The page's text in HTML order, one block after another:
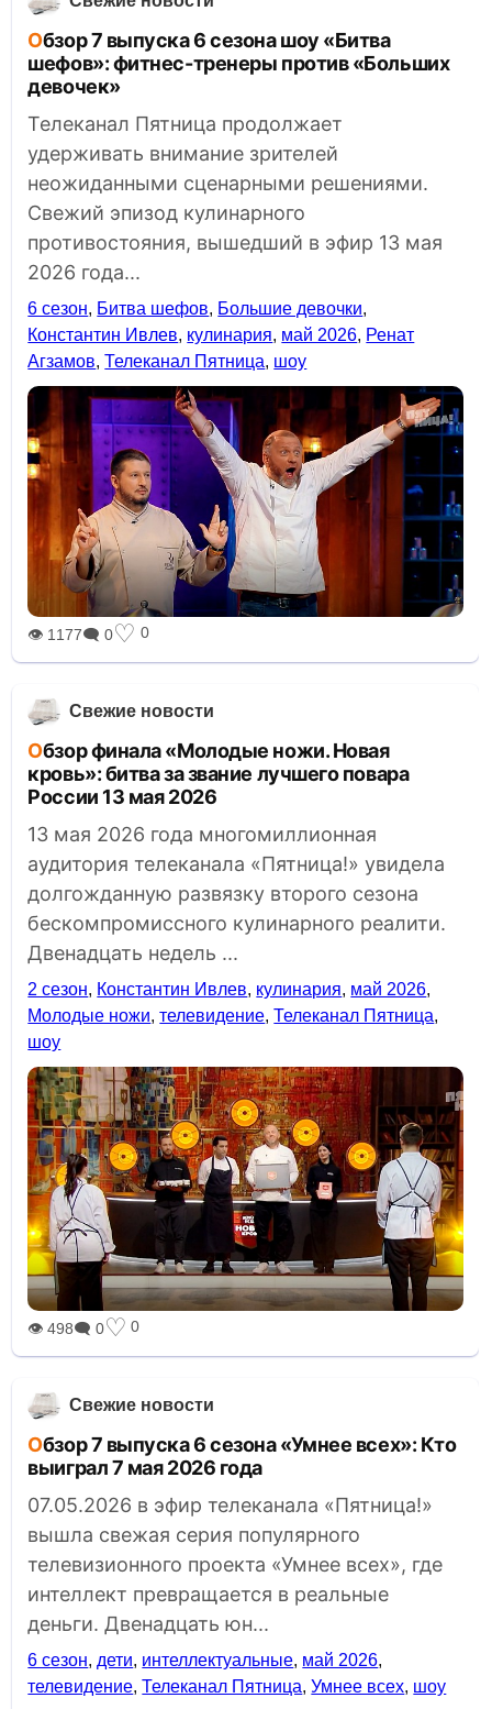
Обзор 7 выпуска 6 сезона шоу «Битва
шефов»: фитнес-тренеры против «Больших
девочек»
Телеканал Пятница продолжает
удерживать внимание зрителей
неожиданными сценарными решениями.
Свежий эпизод кулинарного
противостояния, вышедший в эфир 13 мая
2026 года...
6 сезон, Битва шефов, Большие девочки,
Константин Ивлев, кулинария, май 2026, Ренат
Агзамов,Телеканал Пятница, шоу
👁 1177🗨 0♡ 0
Свежие новости
Обзор финала «Молодые ножи. Новая
кровь»: битва за звание лучшего повара
России 13 мая 2026
13 мая 2026 года многомиллионная
аудитория телеканала «Пятница!» увидела
долгожданную развязку второго сезона
бескомпромиссного кулинарного реалити.
Двенадцать недель ...
2 сезон, Константин Ивлев, кулинария, май 2026,
Молодые ножи,телевидение,Телеканал Пятница,
шоу
👁 498🗨 0♡ 0
Свежие новости
Обзор 7 выпуска 6 сезона «Умнее всех»: Кто
выиграл 7 мая 2026 года
07.05.2026 в эфир телеканала «Пятница!»
вышла свежая серия популярного
телевизионного проекта «Умнее всех», где
интеллект превращается в реальные
деньги. Двенадцать юн...
6 сезон, дети, интеллектуальные, май 2026,
телевидение,Телеканал Пятница,Умнее всех, шоу